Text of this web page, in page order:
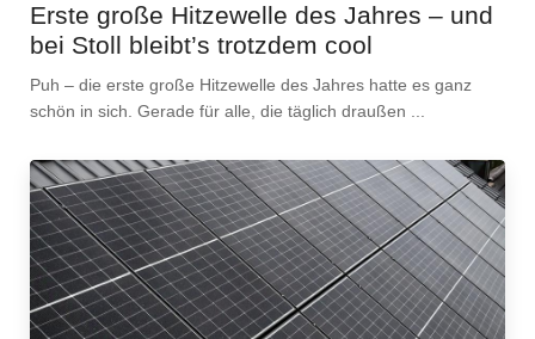
Erste große Hitzewelle des Jahres – und
bei Stoll bleibt’s trotzdem cool
Puh – die erste große Hitzewelle des Jahres hatte es ganz
schön in sich. Gerade für alle, die täglich draußen ...